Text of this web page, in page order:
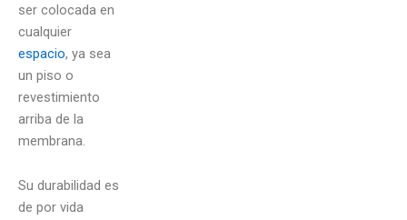
ser colocada en
cualquier
espacio, ya sea
un piso o
revestimiento
arriba de la
membrana.
Su durabilidad es
de por vida